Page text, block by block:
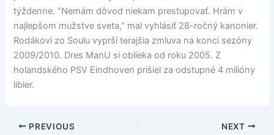
týždenne. “Nemám dôvod niekam prestupovať. Hrám v
najlepšom mužstve sveta,” mal vyhlásiť 28-ročný kanonier.
Rodákovi zo Soulu vyprší terajšia zmluva na konci sezóny
2009/2010. Dres ManU si oblieka od roku 2005. Z
holandského PSV Eindhoven prišiel za odstupné 4 milióny
libier.
PREVIOUS NEXT